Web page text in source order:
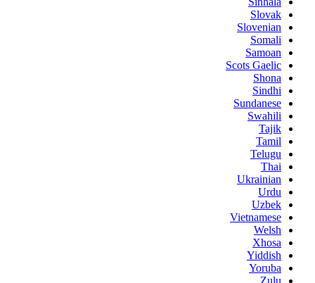
Slovak
Slovenian
Somali
Samoan
Scots Gaelic
Shona
Sindhi
Sundanese
Swahili
Tajik
Tamil
Telugu
Thai
Ukrainian
Urdu
Uzbek
Vietnamese
Welsh
Xhosa
Yiddish
Yoruba
Zulu